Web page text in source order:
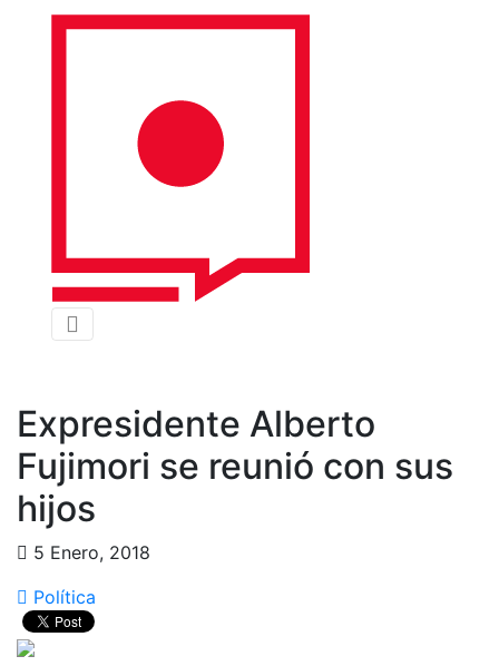
Expresidente Alberto
Fujimori se reunió con sus
hijos
5 Enero, 2018
Política